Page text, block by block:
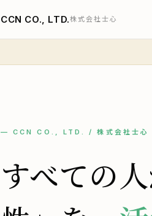
CCN CO., LTD.株式会社士心
— CCN CO., LTD. / 株式会社士心
すべての